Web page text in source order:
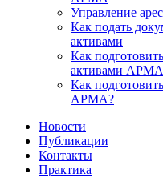
Управление
Как подать
активами
Как
активами АРМА
Как
АРМА?
Новости
Публикации
Контакты
Практика